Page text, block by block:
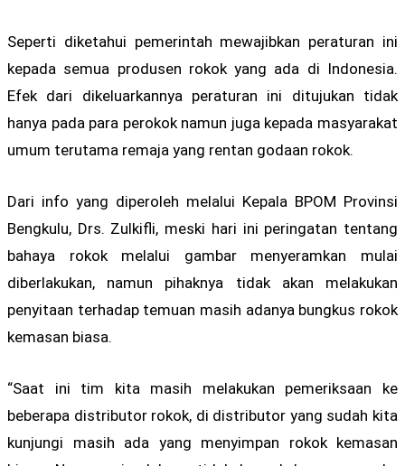
Seperti diketahui pemerintah mewajibkan peraturan ini
kepada semua produsen rokok yang ada di Indonesia.
Efek dari dikeluarkannya peraturan ini ditujukan tidak
hanya pada para perokok namun juga kepada masyarakat
umum terutama remaja yang rentan godaan rokok.
Dari info yang diperoleh melalui Kepala BPOM Provinsi
Bengkulu, Drs. Zulkifli, meski hari ini peringatan tentang
bahaya rokok melalui gambar menyeramkan mulai
diberlakukan, namun pihaknya tidak akan melakukan
penyitaan terhadap temuan masih adanya bungkus rokok
kemasan biasa.
“Saat ini tim kita masih melakukan pemeriksaan ke
beberapa distributor rokok, di distributor yang sudah kita
kunjungi masih ada yang menyimpan rokok kemasan